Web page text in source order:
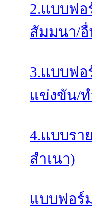
2.แบบฟ
สัมมนา/
3.แบบฟอ
แข่งขัน/
4.แบบรา
สำเนา)
แบบฟอร์